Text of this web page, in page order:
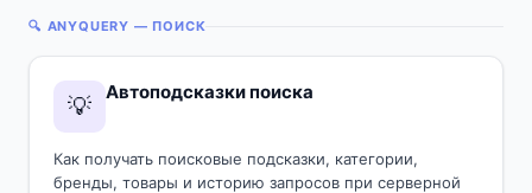
🔍 ANYQUERY — ПОИСК
💡
Автоподсказки поиска
Как получать поисковые подсказки, категории,
бренды, товары и историю запросов при серверной